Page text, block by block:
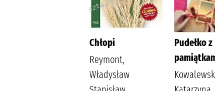
Chłopi
Reymont,
Władysław
Pudełko z